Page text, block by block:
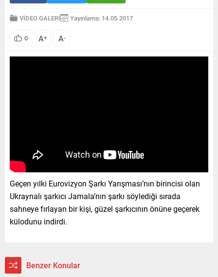
VİDEO GALERİ Yayınlama: 14.05.2017
0 A+ A-
Geçen yılki Eurovizyon Şarkı Yarışması’nın birincisi olan
Ukraynalı şarkıcı Jamala’nın şarkı söylediği sırada
sahneye fırlayan bir kişi, güzel şarkıcının önüne geçerek
külodunu indirdi.
Benzer Konular